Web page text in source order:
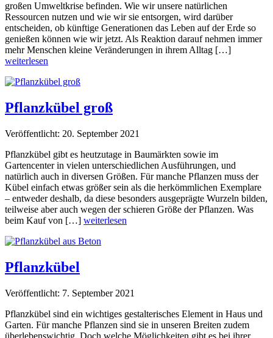
großen Umweltkrise befinden. Wie wir unsere natürlichen
Ressourcen nutzen und wie wir sie entsorgen, wird darüber
entscheiden, ob künftige Generationen das Leben auf der Erde so
genießen können wie wir jetzt. Als Reaktion darauf nehmen immer
mehr Menschen kleine Veränderungen in ihrem Alltag […]
weiterlesen
Pflanzkübel groß
Veröffentlicht: 20. September 2021
Pflanzkübel gibt es heutzutage in Baumärkten sowie im
Gartencenter in vielen unterschiedlichen Ausführungen, und
natürlich auch in diversen Größen. Für manche Pflanzen muss der
Kübel einfach etwas größer sein als die herkömmlichen Exemplare
– entweder deshalb, da diese besonders ausgeprägte Wurzeln bilden,
teilweise aber auch wegen der schieren Größe der Pflanzen. Was
beim Kauf von […] weiterlesen
Pflanzkübel
Veröffentlicht: 7. September 2021
Pflanzkübel sind ein wichtiges gestalterisches Element in Haus und
Garten. Für manche Pflanzen sind sie in unseren Breiten zudem
überlebenswichtig. Doch welche Möglichkeiten gibt es bei ihrer